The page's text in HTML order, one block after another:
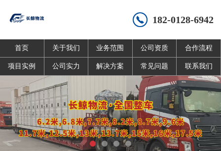
182-0128-6942
首页 关于我们 业务范围 公司资质 合作流程
项目实例 公司实力 解决方案 常见问题 联系我们